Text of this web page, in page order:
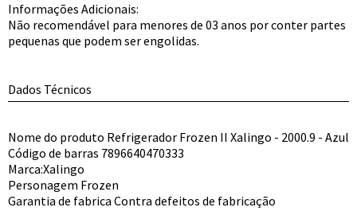
Informações Adicionais:
Não recomendável para menores de 03 anos por conter partes
pequenas que podem ser engolidas.
Dados Técnicos
Nome do produto Refrigerador Frozen II Xalingo - 2000.9 - Azul
Código de barras 7896640470333
Marca:Xalingo
Personagem Frozen
Garantia de fabrica Contra defeitos de fabricação